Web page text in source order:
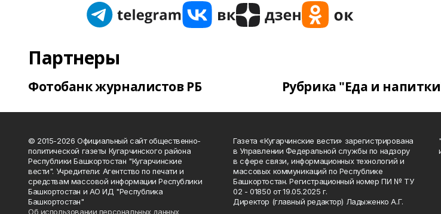
Партнеры
Фотобанк журналистов РБ Рубрика "Еда и
© 2015-2026 Официальный сайт общественно-
политической газеты Кугарчинского района
Республики Башкортостан "Кугарчинские
вести". Учредители: Агентство по печати и
средствам массовой информации Республики
Башкортостан и АО ИД "Республика
Башкортостан"
Об использовании персональных данных
Газета «Кугарчинские вести» зарегистрирована
в Управлении Федеральной службы по надзору
в сфере связи, информационных технологий и
массовых коммуникаций по Республике
Башкортостан. Регистрационный номер ПИ № ТУ
02 - 01850 от 19.05.2025 г.
Директор (главный редактор) Ладыженко А.Г.